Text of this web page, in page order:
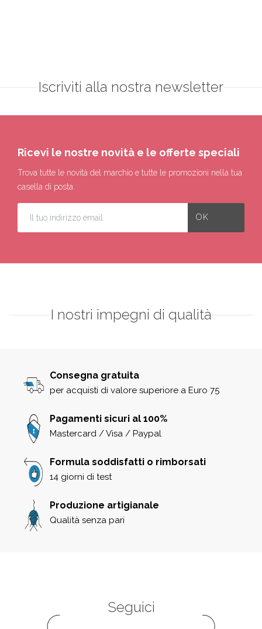
Iscriviti alla nostra newsletter
Ricevi le nostre novità e le offerte speciali
Trova tutte le novità del marchio e tutte le promozioni nella tua
casella di posta.
I nostri impegni di qualità
Consegna gratuita
per acquisti di valore superiore a Euro 75
Pagamenti sicuri al 100%
Mastercard / Visa / Paypal
Formula soddisfatti o rimborsati
14 giorni di test
Produzione artigianale
Qualità senza pari
Seguici